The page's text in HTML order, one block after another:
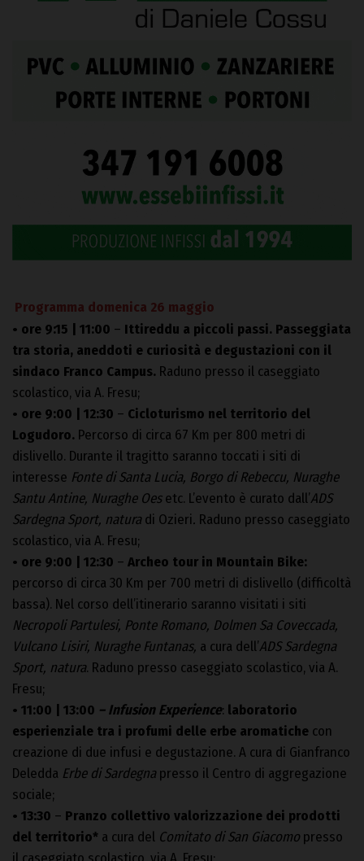
Programma domenica 26 maggio
• ore 9:15 | 11:00 – Ittireddu a piccoli passi. Passeggiata
tra storia, aneddoti e curiosità e degustazioni con il
sindaco Franco Campus. Raduno presso il caseggiato
scolastico, via A. Fresu;
• ore 9:00 | 12:30 – Cicloturismo nel territorio del
Logudoro. Percorso di circa 67 Km per 800 metri di
dislivello. Durante il tragitto saranno toccati i siti di
interesse Fonte di Santa Lucia, Borgo di Rebeccu, Nuraghe
Santu Antine, Nuraghe Oesetc. L’evento è curato dall’ADS
Sardegna Sport, natura di Ozieri. Raduno presso caseggiato
scolastico, via A. Fresu;
• ore 9:00 | 12:30 – Archeo tour in Mountain Bike:
percorso di circa 30 Km per 700 metri di dislivello (difficoltà
bassa). Nel corso dell’itinerario saranno visitati i siti
Necropoli Partulesi, Ponte Romano, Dolmen Sa Coveccada,
Vulcano Lisiri, Nuraghe Funtanas, a cura dell’ADS Sardegna
Sport, natura. Raduno presso caseggiato scolastico, via A.
Fresu;
• 11:00 | 13:00 – Infusion Experience: laboratorio
esperienziale tra i profumi delle erbe aromatiche con
creazione di due infusi e degustazione. A cura di Gianfranco
Deledda Erbe di Sardegna presso il Centro di aggregazione
sociale;
• 13:30 – Pranzo collettivo valorizzazione dei prodotti
del territorio* a cura del Comitato di San Giacomo presso